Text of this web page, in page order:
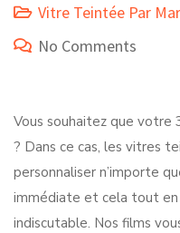
Vitre Teintée Par
No Comments
Vous souhaitez que votre
? Dans ce cas, les vitres
personnaliser n’importe
immédiate et cela tout en
indiscutable. Nos films